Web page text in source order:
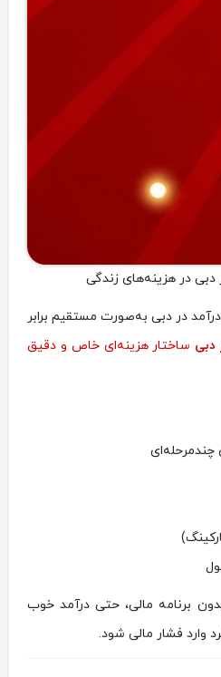
در دبی به‌صورت مستقیم برابر
دبی ساختار هزینه‌ای خاص و دقیق
چندمرحله‌ای
برنامه مالی، حتی درآمد خوب
فشار مالی شود.